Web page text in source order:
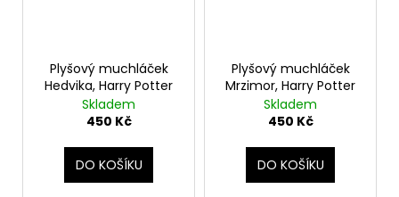
Plyšový muchláček
Hedvika, Harry Potter
Skladem
450 Kč
DO KOŠÍKU
Plyšový muchláček
Mrzimor, Harry Potter
Skladem
450 Kč
DO KOŠÍKU